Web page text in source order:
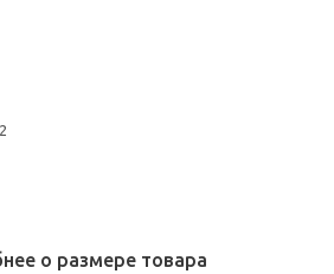
о размере товара